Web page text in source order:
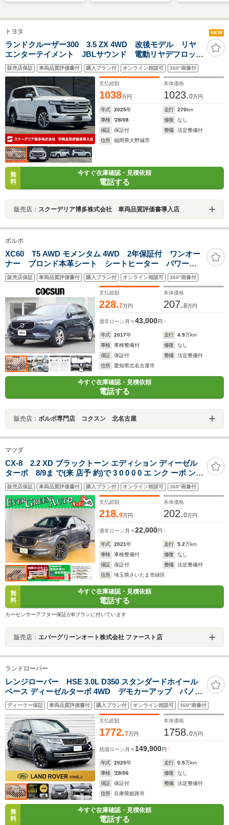
ト ステアリングヒー
ター
トヨタ NEW
ランドクルーザー300 3.5 ZX 4WD 改後モデル リヤ
エンターテイメント JBLサウンド 電動リヤデフロッ
ク・寒冷地仕様 空気圧警報 ルーフレール 純正フロ
アマット
販売店保証 車両品質評価書付 購入プラン付 オンライン相談可 360°画像付
支払総額
1038万円
本体価格
1023.0万円
年式 2025年 走行 270km
車検
'28/08 修復
なし
保証
保証付 整備
法定整備付
住所
福岡県大野城市
無
料
今すぐ在庫確認・見積依頼
電話する
販売店： スクーデリア博多株式会社 車両品質評価書導入店
ボルボ
XC60 T5 AWD モメンタム 4WD 2年保証付 ワンオー
ナー ブロンド本革シート シートヒーター パワーシ
ート ナビゲーション 360°ビューカメラ パワーテー
ルゲート ドライブレコーダー パイロットアシスト
リアエアコン 禁煙車
販売店保証 車両品質評価書付 購入プラン付 オンライン相談可 360°画像付
支払総額
228.7万円
本体価格
207.8万円
通常ローン 月々43,000円
年式 2017年 走行 4.9万km
車検
車検整備付 修復
なし
保証
保証付 整備
法定整備付
住所
愛知県北名古屋市
今すぐ在庫確認・見積依頼
電話する
販売店： ボルボ専門店 コクスン 北名古屋
マツダ
CX-8 2.2 XD ブラックトーン エディション ディーゼル
ターボ 8/9ま で(来 店予 約)で 3 0 0 0 0 エ ンク ーポ ンプ
レゼ ント ワンオーナー 禁煙車 純正SDナビ 衝突軽減ブレ
ーキ 全周囲モニター 車線逸脱警報 電動リアゲート 半革
シート ブラインドスポットモニター
販売店保証 車両品質評価書付 購入プラン付 オンライン相談可 360°画像付
支払総額
218.9万円
本体価格
202.0万円
通常ローン 月々22,000円
年式 2021年 走行 5.2万km
車検
車検整備付 修復
なし
保証
保証付 整備
法定整備付
住所
埼玉県さいたま市緑区
無
料
今すぐ在庫確認・見積依頼
電話する
カーセンサーアフター保証がBプランに付いています
販売店： エバーグリーンオート株式会社 ファースト店
ランドローバー
レンジローバー HSE 3.0L D350 スタンダードホイール
ベース ディーゼルターボ 4WD デモカーアップ パノラ
ミックルーフ ヘッドアップディスプレイ 電動サイド
ステップ フロント・リアシートヒーター/クーラー ハ
ンドルヒーター クリアサイトビューミラー カープレ
イ接続 認定中古車
ディーラー保証 車両品質評価書付 購入プラン付 オンライン相談可 360°画像付
支払総額
1772.7万円
本体価格
1758.0万円
残価ローン 月々 149,900円
年式 2025年 走行 0.5万km
車検
'28/06 修復
なし
保証
保証付 整備
法定整備付
住所
兵庫県姫路市
無
料
今すぐ在庫確認・見積依頼
電話する